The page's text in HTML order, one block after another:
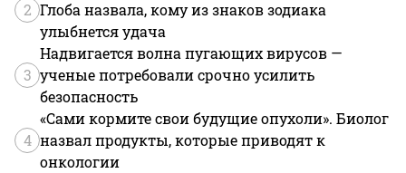
2 Глоба назвала, кому из знаков зодиака
улыбнется удача
3
Надвигается волна пугающих вирусов —
ученые потребовали срочно усилить
безопасность
4
«Сами кормите свои будущие опухоли». Биолог
назвал продукты, которые приводят к
онкологии